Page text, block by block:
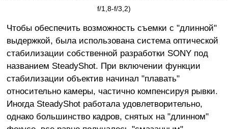
f/1,8-f/3,2)
Чтобы обеспечить возможность съемки с "длинной"
выдержкой, была использована система оптической
стабилизации собственной разработки SONY под
названием SteadyShot. При включении функции
стабилизации объектив начинал "плавать"
относительно камеры, частично компенсируя рывки.
Иногда SteadyShot работала удовлетворительно,
однако большинство кадров, снятых на "длинном"